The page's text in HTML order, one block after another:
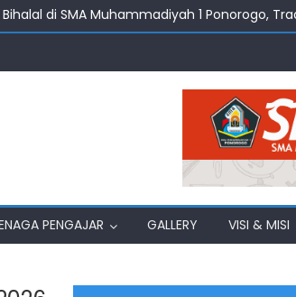
Kampung Ramadhan Jadi Momentum
Klewer Jadi Ruang Belajar Ekonomi, Bahasa,
dan Penuh Makna, SMA Muhammadiyah 1
PENGAJAR GALLERY VISI & MISI